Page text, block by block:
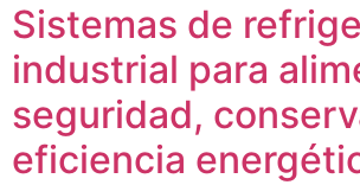
Sistemas de
industrial para
seguridad,
eficiencia